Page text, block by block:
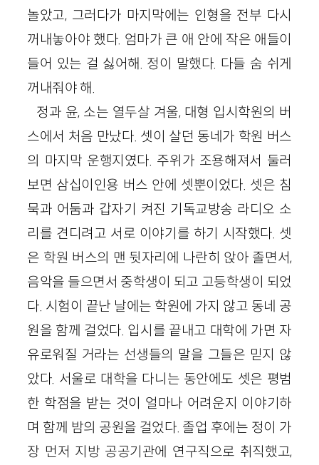
놀았고, 그러다가 마지막에는 인형을 전부 다시
꺼내놓아야 했다. 엄마가 큰 애 안에 작은 애들이
들어 있는 걸 싫어해. 정이 말했다. 다들 숨 쉬게
꺼내줘야 해.
정과 윤, 소는 열두살 겨울, 대형 입시학원의 버
스에서 처음 만났다. 셋이 살던 동네가 학원 버스
의 마지막 운행지였다. 주위가 조용해져서 둘러
보면 삼십이인용 버스 안에 셋뿐이었다. 셋은 침
묵과 어둠과 갑자기 켜진 기독교방송 라디오 소
리를 견디려고 서로 이야기를 하기 시작했다. 셋
은 학원 버스의 맨 뒷자리에 나란히 앉아 졸면서,
음악을 들으면서 중학생이 되고 고등학생이 되었
다. 시험이 끝난 날에는 학원에 가지 않고 동네 공
원을 함께 걸었다. 입시를 끝내고 대학에 가면 자
유로워질 거라는 선생들의 말을 그들은 믿지 않
았다. 서울로 대학을 다니는 동안에도 셋은 평범
한 학점을 받는 것이 얼마나 어려운지 이야기하
며 함께 밤의 공원을 걸었다. 졸업 후에는 정이 가
장 먼저 지방 공공기관에 연구직으로 취직했고,